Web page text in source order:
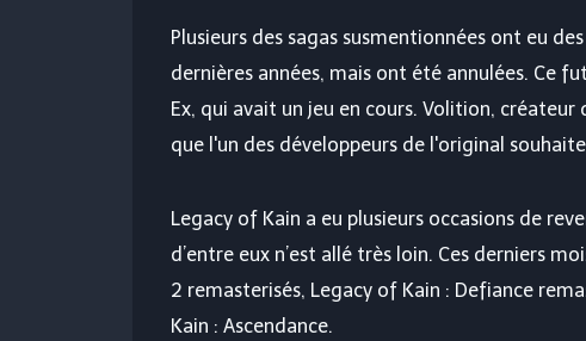
Plusieurs des sagas susmentionnées ont eu
dernières années, mais ont été annulées. Ce
Ex, qui avait un jeu en cours. Volition,
que l'un des développeurs de l'original
Legacy of Kain a eu plusieurs occasions de
d’entre eux n’est allé très loin. Ces derniers
2 remasterisés, Legacy of Kain : Defiance
Kain : Ascendance.